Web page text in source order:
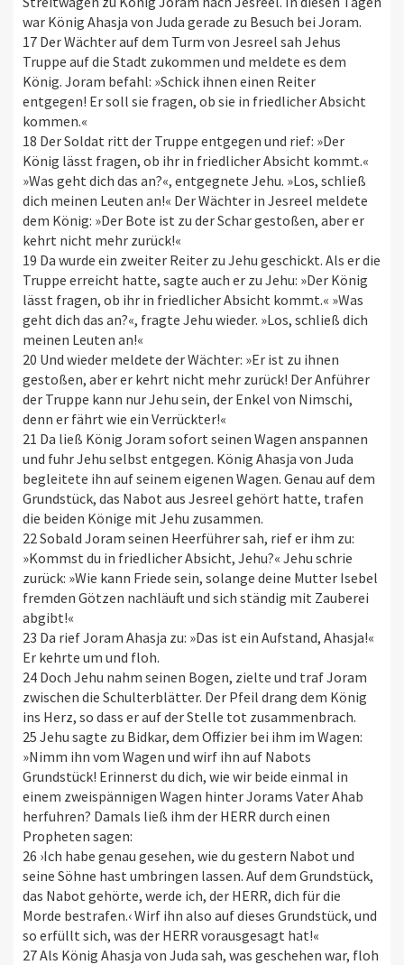
war König Ahasja von Juda gerade zu Besuch bei Joram.
17 Der Wächter auf dem Turm von Jesreel sah Jehus
Truppe auf die Stadt zukommen und meldete es dem
König. Joram befahl: »Schick ihnen einen Reiter
entgegen! Er soll sie fragen, ob sie in friedlicher Absicht
kommen.«
18 Der Soldat ritt der Truppe entgegen und rief: »Der
König lässt fragen, ob ihr in friedlicher Absicht kommt.«
»Was geht dich das an?«, entgegnete Jehu. »Los, schließ
dich meinen Leuten an!« Der Wächter in Jesreel meldete
dem König: »Der Bote ist zu der Schar gestoßen, aber er
kehrt nicht mehr zurück!«
19 Da wurde ein zweiter Reiter zu Jehu geschickt. Als er die
Truppe erreicht hatte, sagte auch er zu Jehu: »Der König
lässt fragen, ob ihr in friedlicher Absicht kommt.« »Was
geht dich das an?«, fragte Jehu wieder. »Los, schließ dich
meinen Leuten an!«
20 Und wieder meldete der Wächter: »Er ist zu ihnen
gestoßen, aber er kehrt nicht mehr zurück! Der Anführer
der Truppe kann nur Jehu sein, der Enkel von Nimschi,
denn er fährt wie ein Verrückter!«
21 Da ließ König Joram sofort seinen Wagen anspannen
und fuhr Jehu selbst entgegen. König Ahasja von Juda
begleitete ihn auf seinem eigenen Wagen. Genau auf dem
Grundstück, das Nabot aus Jesreel gehört hatte, trafen
die beiden Könige mit Jehu zusammen.
22 Sobald Joram seinen Heerführer sah, rief er ihm zu:
»Kommst du in friedlicher Absicht, Jehu?« Jehu schrie
zurück: »Wie kann Friede sein, solange deine Mutter Isebel
fremden Götzen nachläuft und sich ständig mit Zauberei
abgibt!«
23 Da rief Joram Ahasja zu: »Das ist ein Aufstand, Ahasja!«
Er kehrte um und floh.
24 Doch Jehu nahm seinen Bogen, zielte und traf Joram
zwischen die Schulterblätter. Der Pfeil drang dem König
ins Herz, so dass er auf der Stelle tot zusammenbrach.
25 Jehu sagte zu Bidkar, dem Offizier bei ihm im Wagen:
»Nimm ihn vom Wagen und wirf ihn auf Nabots
Grundstück! Erinnerst du dich, wie wir beide einmal in
einem zweispännigen Wagen hinter Jorams Vater Ahab
herfuhren? Damals ließ ihm der HERR durch einen
Propheten sagen:
26 ›Ich habe genau gesehen, wie du gestern Nabot und
seine Söhne hast umbringen lassen. Auf dem Grundstück,
das Nabot gehörte, werde ich, der HERR, dich für die
Morde bestrafen.‹ Wirf ihn also auf dieses Grundstück, und
so erfüllt sich, was der HERR vorausgesagt hat!«
27 Als König Ahasja von Juda sah, was geschehen war, floh